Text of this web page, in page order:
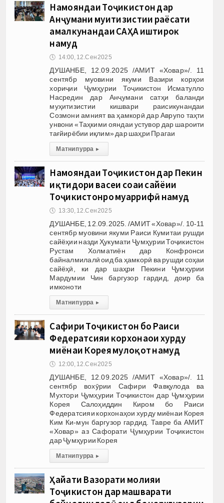
Намояндаи Тоҷикистон дар
Анҷумани муҳитизистии раёсати
амалкунандаи САҲА иштирок
намуд
🕔 14:00, 12.Сен 2025
ДУШАНБЕ, 12.09.2025 /АМИТ «Ховар»/. 11
сентябр муовини якуми Вазири корҳои
хориҷии Ҷумҳурии Тоҷикистон Исматулло
Насредин дар Анҷумани сатҳи баланди
муҳитизистии кишвари раисикунандаи
Созмони амният ва ҳамкорӣ дар Аврупо таҳти
унвони «Таҳкими ояндаи устувор дар шароити
тағйирёбии иқлим» дар шаҳри Прагаи
Матни пурра ▸
Намояндаи Тоҷикистон дар Пекин
иқтидори васеи соҳаи сайёҳии
Тоҷикистонро муаррифӣ намуд
🕔 13:30, 12.Сен 2025
ДУШАНБЕ, 12.09.2025. /АМИТ «Ховар»/. 10-11
сентябр муовини якуми Раиси Кумитаи рушди
сайёҳии назди Ҳукумати Ҷумҳурии Тоҷикистон
Рустам Холматиён дар Конфронси
байналмилалӣ оид ба ҳамкорӣ ва рушди соҳаи
сайёҳӣ, ки дар шаҳри Пекини Ҷумҳурии
Мардумии Чин баргузор гардид, доир ба
имконоти
Матни пурра ▸
Сафири Тоҷикистон бо Раиси
Федератсияи корхонаҳои хурду
миёнаи Корея мулоқот намуд
🕔 12:00, 12.Сен 2025
ДУШАНБЕ, 12.09.2025 /АМИТ «Ховар»/. 11
сентябр вохӯрии Сафири Фавқулода ва
Мухтори Ҷумҳурии Тоҷикистон дар Ҷумҳурии
Корея Салоҳиддин Киром бо Раиси
Федератсияи корхонаҳои хурду миёнаи Корея
Ким Ки-мун баргузор гардид. Тавре ба АМИТ
«Ховар» аз Сафорати Ҷумҳурии Тоҷикистон
дар Ҷумҳурии Корея
Матни пурра ▸
Ҳайати Вазорати молияи
Тоҷикистон дар машварати